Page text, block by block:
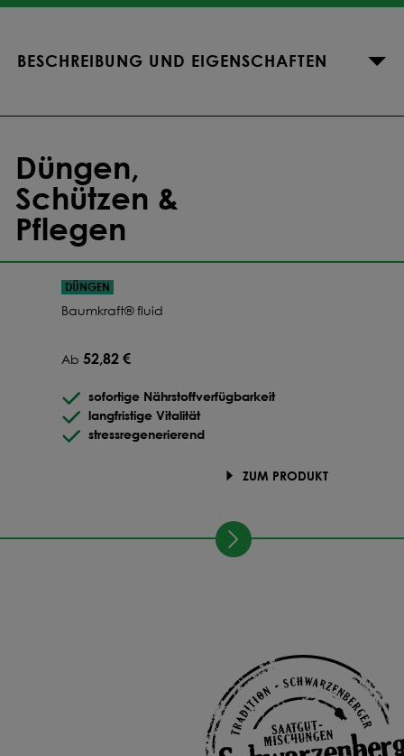
BESCHREIBUNG UND EIGENSCHAFTEN
Düngen,
Schützen &
Pflegen
DÜNGEN
Baumkraft® fluid
Ab 52,82 €
sofortige Nährstoffverfügbarkeit
langfristige Vitalität
stressregenerierend
ZUM PRODUKT